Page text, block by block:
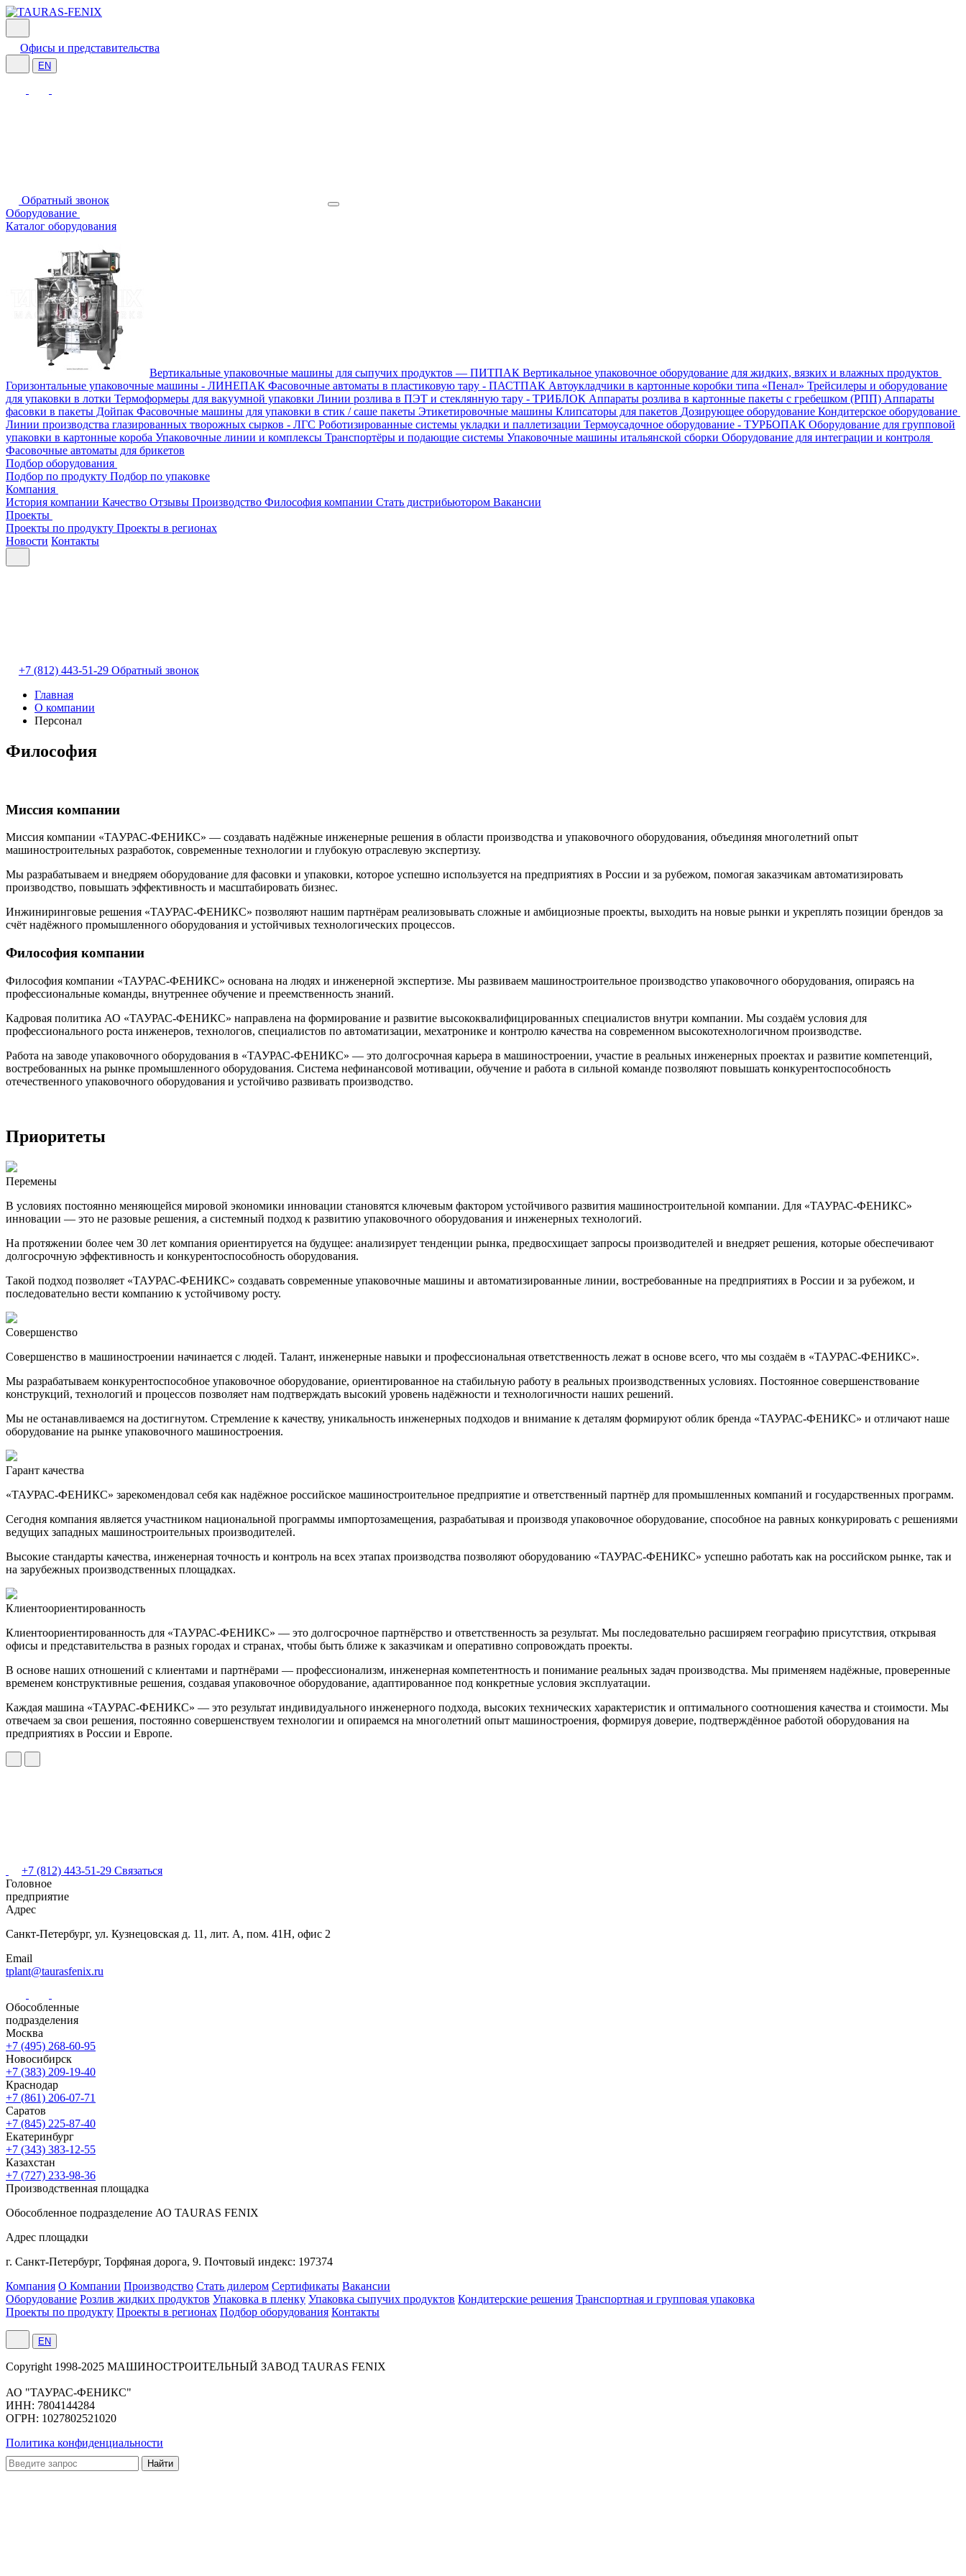
Офисы и представительства
EN
Обратный звонок
Оборудование
Каталог оборудования
Вертикальные упаковочные машины для сыпучих продуктов — ПИТПАК Вертикальное упаковочное оборудование для жидких, вязких и влажных продуктов
Горизонтальные упаковочные машины - ЛИНЕПАК Фасовочные автоматы в пластиковую тару - ПАСТПАК Автоукладчики в картонные коробки типа «Пенал» Трейсилеры и оборудование
для упаковки в лотки Термоформеры для вакуумной упаковки Линии розлива в ПЭТ и стеклянную тару - ТРИБЛОК Аппараты розлива в картонные пакеты с гребешком (РПП) Аппараты
фасовки в пакеты Дойпак Фасовочные машины для упаковки в стик / саше пакеты Этикетировочные машины Клипсаторы для пакетов Дозирующее оборудование Кондитерское оборудование
Линии производства глазированных творожных сырков - ЛГС Роботизированные системы укладки и паллетизации Термоусадочное оборудование - ТУРБОПАК Оборудование для групповой
упаковки в картонные короба Упаковочные линии и комплексы Транспортёры и подающие системы Упаковочные машины итальянской сборки Оборудование для интеграции и контроля
Фасовочные автоматы для брикетов
Подбор оборудования
Подбор по продукту Подбор по упаковке
Компания
История компании Качество Отзывы Производство Философия компании Стать дистрибьютором Вакансии
Проекты
Проекты по продукту Проекты в регионах
Новости Контакты
+7 (812) 443-51-29 Обратный звонок
Главная
О компании
Персонал
Философия
Миссия компании
Миссия компании «ТАУРАС-ФЕНИКС» — создавать надёжные инженерные решения в области производства и упаковочного оборудования, объединяя многолетний опыт
машиностроительных разработок, современные технологии и глубокую отраслевую экспертизу.
Мы разрабатываем и внедряем оборудование для фасовки и упаковки, которое успешно используется на предприятиях в России и за рубежом, помогая заказчикам автоматизировать
производство, повышать эффективность и масштабировать бизнес.
Инжиниринговые решения «ТАУРАС-ФЕНИКС» позволяют нашим партнёрам реализовывать сложные и амбициозные проекты, выходить на новые рынки и укреплять позиции брендов за
счёт надёжного промышленного оборудования и устойчивых технологических процессов.
Философия компании
Философия компании «ТАУРАС-ФЕНИКС» основана на людях и инженерной экспертизе. Мы развиваем машиностроительное производство упаковочного оборудования, опираясь на
профессиональные команды, внутреннее обучение и преемственность знаний.
Кадровая политика АО «ТАУРАС-ФЕНИКС» направлена на формирование и развитие высококвалифицированных специалистов внутри компании. Мы создаём условия для
профессионального роста инженеров, технологов, специалистов по автоматизации, мехатронике и контролю качества на современном высокотехнологичном производстве.
Работа на заводе упаковочного оборудования в «ТАУРАС-ФЕНИКС» — это долгосрочная карьера в машиностроении, участие в реальных инженерных проектах и развитие компетенций,
востребованных на рынке промышленного оборудования. Система нефинансовой мотивации, обучение и работа в сильной команде позволяют повышать конкурентоспособность
отечественного упаковочного оборудования и устойчиво развивать производство.
Приоритеты
Перемены
В условиях постоянно меняющейся мировой экономики инновации становятся ключевым фактором устойчивого развития машиностроительной компании. Для «ТАУРАС-ФЕНИКС»
инновации — это не разовые решения, а системный подход к развитию упаковочного оборудования и инженерных технологий.
На протяжении более чем 30 лет компания ориентируется на будущее: анализирует тенденции рынка, предвосхищает запросы производителей и внедряет решения, которые обеспечивают
долгосрочную эффективность и конкурентоспособность оборудования.
Такой подход позволяет «ТАУРАС-ФЕНИКС» создавать современные упаковочные машины и автоматизированные линии, востребованные на предприятиях в России и за рубежом, и
последовательно вести компанию к устойчивому росту.
Совершенство
Совершенство в машиностроении начинается с людей. Талант, инженерные навыки и профессиональная ответственность лежат в основе всего, что мы создаём в «ТАУРАС-ФЕНИКС».
Мы разрабатываем конкурентоспособное упаковочное оборудование, ориентированное на стабильную работу в реальных производственных условиях. Постоянное совершенствование
конструкций, технологий и процессов позволяет нам подтверждать высокий уровень надёжности и технологичности наших решений.
Мы не останавливаемся на достигнутом. Стремление к качеству, уникальность инженерных подходов и внимание к деталям формируют облик бренда «ТАУРАС-ФЕНИКС» и отличают наше
оборудование на рынке упаковочного машиностроения.
Гарант качества
«ТАУРАС-ФЕНИКС» зарекомендовал себя как надёжное российское машиностроительное предприятие и ответственный партнёр для промышленных компаний и государственных программ.
Сегодня компания является участником национальной программы импортозамещения, разрабатывая и производя упаковочное оборудование, способное на равных конкурировать с решениями
ведущих западных машиностроительных производителей.
Высокие стандарты качества, инженерная точность и контроль на всех этапах производства позволяют оборудованию «ТАУРАС-ФЕНИКС» успешно работать как на российском рынке, так и
на зарубежных производственных площадках.
Клиентоориентированность
Клиентоориентированность для «ТАУРАС-ФЕНИКС» — это долгосрочное партнёрство и ответственность за результат. Мы последовательно расширяем географию присутствия, открывая
офисы и представительства в разных городах и странах, чтобы быть ближе к заказчикам и оперативно сопровождать проекты.
В основе наших отношений с клиентами и партнёрами — профессионализм, инженерная компетентность и понимание реальных задач производства. Мы применяем надёжные, проверенные
временем конструктивные решения, создавая упаковочное оборудование, адаптированное под конкретные условия эксплуатации.
Каждая машина «ТАУРАС-ФЕНИКС» — это результат индивидуального инженерного подхода, высоких технических характеристик и оптимального соотношения качества и стоимости. Мы
отвечаем за свои решения, постоянно совершенствуем технологии и опираемся на многолетний опыт машиностроения, формируя доверие, подтверждённое работой оборудования на
предприятиях в России и Европе.
+7 (812) 443-51-29 Связаться
Головное
предприятие
Адрес
Санкт-Петербург, ул. Кузнецовская д. 11, лит. А, пом. 41Н, офис 2
Email
tplant@taurasfenix.ru
Обособленные
подразделения
Москва
+7 (495) 268-60-95
Новосибирск
+7 (383) 209-19-40
Краснодар
+7 (861) 206-07-71
Саратов
+7 (845) 225-87-40
Екатеринбург
+7 (343) 383-12-55
Казахстан
+7 (727) 233-98-36
Производственная площадка
Обособленное подразделение АО TAURAS FENIX
Адрес площадки
г. Санкт-Петербург, Торфяная дорога, 9. Почтовый индекс: 197374
Компания О Компании Производство Стать дилером Сертификаты Вакансии
Оборудование Розлив жидких продуктов Упаковка в пленку Упаковка сыпучих продуктов Кондитерские решения Транспортная и групповая упаковка
Проекты по продукту Проекты в регионах Подбор оборудования Контакты
EN
Сopyright 1998-2025 МАШИНОСТРОИТЕЛЬНЫЙ ЗАВОД TAURAS FENIX
АО "ТАУРАС-ФЕНИКС"
ИНН: 7804144284
ОГРН: 1027802521020
Политика конфиденциальности